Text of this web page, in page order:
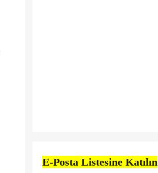
E-Posta Listesine Katılın